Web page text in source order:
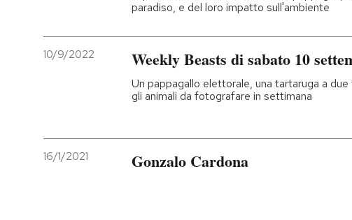
paradiso, e del loro impatto sull'ambiente
10/9/2022 Weekly Beasts di sabato 10
Un pappagallo elettorale, una tartaruga a
gli animali da fotografare in settimana
16/1/2021 Gonzalo Cardona